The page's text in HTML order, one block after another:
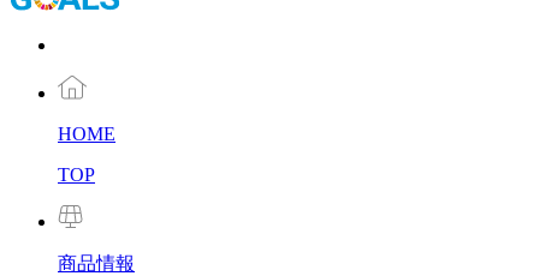
HOME
TOP
商品情報